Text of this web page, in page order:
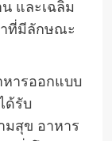
และเฉลิม
าที่มีลักษณะ
หารออกแบบ
ด้รับ
มสุข อาหาร